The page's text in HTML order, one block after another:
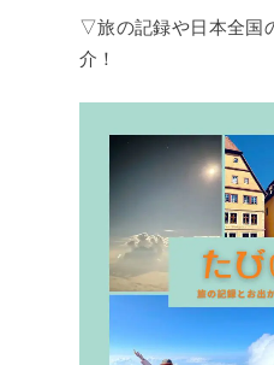
▽旅の記録や日本全国
介！